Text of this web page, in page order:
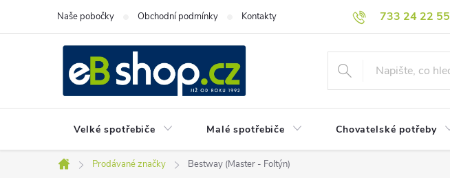
733 24 22 55
Naše pobočky Obchodní podmínky Kontakty
Velké spotřebiče Malé spotřebiče Chovatelské potřeby
Domů
Prodávané značky Bestway (Master - Foltýn)